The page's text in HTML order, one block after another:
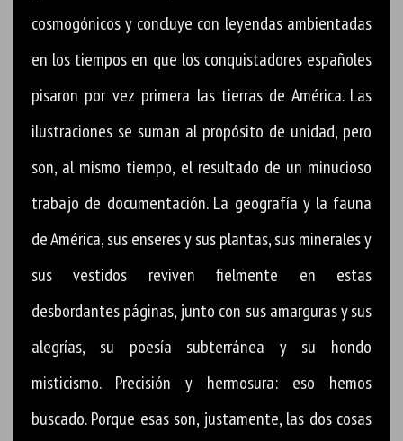
cosmogónicos y concluye con leyendas ambientadas
en los tiempos en que los conquistadores españoles
pisaron por vez primera las tierras de América. Las
ilustraciones se suman al propósito de unidad, pero
son, al mismo tiempo, el resultado de un minucioso
trabajo de documentación. La geografía y la fauna
de América, sus enseres y sus plantas, sus minerales y
sus vestidos reviven fielmente en estas
desbordantes páginas, junto con sus amarguras y sus
alegrías, su poesía subterránea y su hondo
misticismo. Precisión y hermosura: eso hemos
buscado. Porque esas son, justamente, las dos cosas